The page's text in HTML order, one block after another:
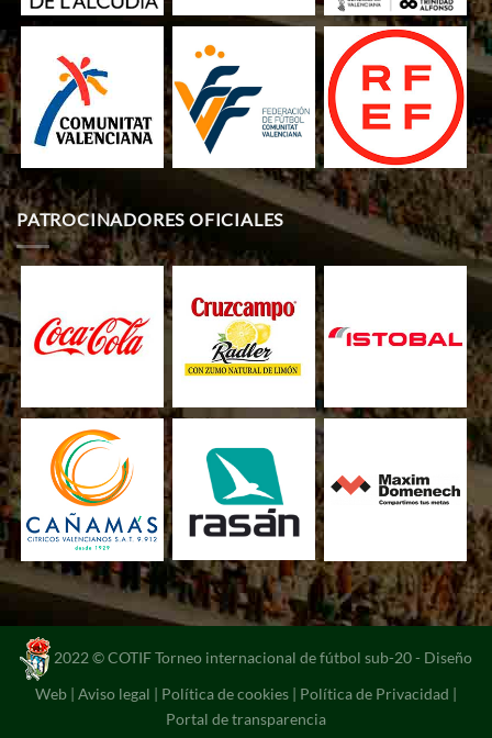
PATROCINADORES OFICIALES
2022 © COTIF Torneo internacional de fútbol sub-20 - Diseño
Web | Aviso legal | Política de cookies | Política de Privacidad |
Portal de transparencia